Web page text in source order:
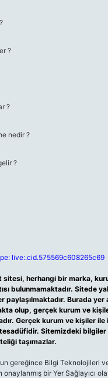
?
?
nedir ?
?
live:.cid.575569c608265c69
sitesi, herhangi bir marka,
bulunmamaktadır. Sitede
paylaşılmaktadır. Burada
olup, gerçek kurum ve
Gerçek kurum ve kişiler ile
Sitemizdeki
taşımazlar.
gereğince Bilgi Teknolojileri
onaylanmış bir Yer Sağlayıcı